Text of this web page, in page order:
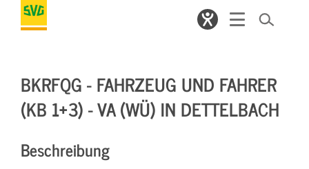
BKRFQG - FAHRZEUG UND FAHRER
(KB 1+3) - VA (WÜ) IN DETTELBACH
Beschreibung